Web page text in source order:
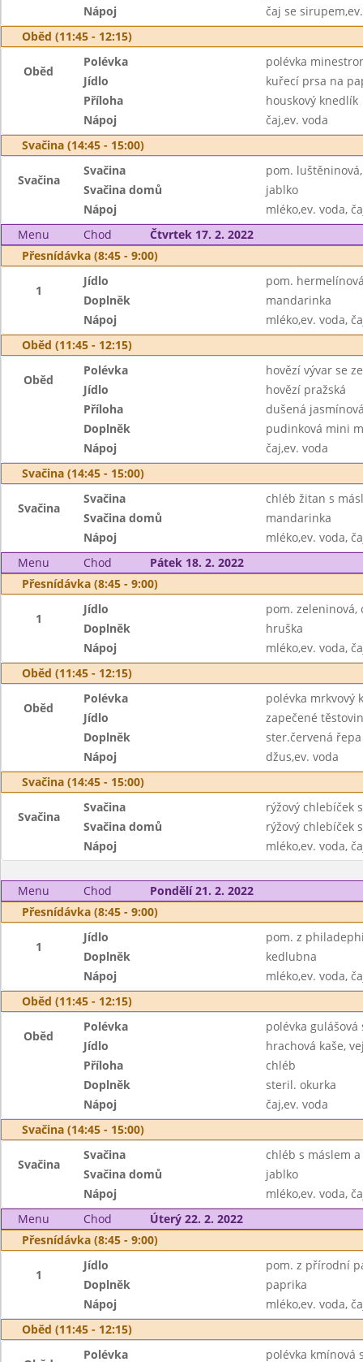
Nápoj
čaj se
Oběd (11:45 - 12:15)
Oběd
Polévka
polévka
Jídlo
kuřecí prsa na
Příloha
houskový knedlík
Nápoj
čaj,ev. voda
Svačina (14:45 - 15:00)
Svačina
Svačina
pom.
Svačina domů
jablko
Nápoj
mléko,ev. voda,
Menu
Chod
Čtvrtek 17. 2. 2022
Přesnídávka (8:45 - 9:00)
1
Jídlo
pom.
Doplněk
mandarinka
Nápoj
mléko,ev. voda,
Oběd (11:45 - 12:15)
Oběd
Polévka
hovězí vývar se
Jídlo
hovězí pražská
Příloha
dušená
Doplněk
pudinková mini
Nápoj
čaj,ev. voda
Svačina (14:45 - 15:00)
Svačina
Svačina
chléb žitan s
Svačina domů
mandarinka
Nápoj
mléko,ev. voda,
Menu
Chod
Pátek 18. 2. 2022
Přesnídávka (8:45 - 9:00)
1
Jídlo
pom. zeleninová,
Doplněk
hruška
Nápoj
mléko,ev. voda,
Oběd (11:45 - 12:15)
Oběd
Polévka
polévka mrkvový
Jídlo
zapečené
Doplněk
ster.červená řepa
Nápoj
džus,ev. voda
Svačina (14:45 - 15:00)
Svačina
Svačina
rýžový chlebíček
Svačina domů
rýžový chlebíček
Nápoj
mléko,ev. voda,
Menu Chod
Pondělí 21. 2. 2022
Přesnídávka (8:45 - 9:00)
1
Jídlo
pom. z
Doplněk
kedlubna
Nápoj
mléko,ev. voda,
Oběd (11:45 - 12:15)
Oběd
Polévka
polévka
Jídlo
hrachová kaše,
Příloha
chléb
Doplněk
steril. okurka
Nápoj
čaj,ev. voda
Svačina (14:45 - 15:00)
Svačina
Svačina
chléb s máslem
Svačina domů
jablko
Nápoj
mléko,ev. voda,
Menu
Chod
Úterý 22. 2. 2022
Přesnídávka (8:45 - 9:00)
1
Jídlo
pom. z přírodní
Doplněk
paprika
Nápoj
mléko,ev. voda,
Oběd (11:45 - 12:15)
Polévka
polévka kmínová